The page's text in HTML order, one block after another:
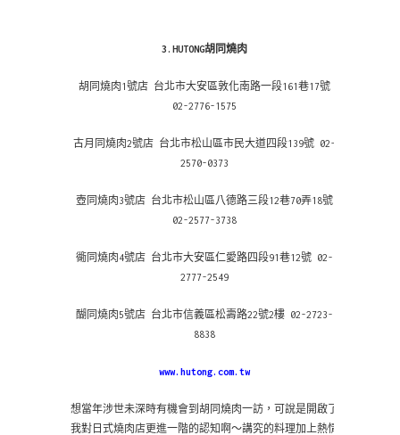
3.HUTONG胡同燒肉
胡同燒肉1號店 台北市大安區敦化南路一段161巷17號
02-2776-1575
古月同燒肉2號店 台北市松山區市民大道四段139號 02-
2570-0373
壺同燒肉3號店 台北市松山區八德路三段12巷70弄18號
02-2577-3738
衚同燒肉4號店 台北市大安區仁愛路四段91巷12號 02-
2777-2549
醐同燒肉5號店 台北市信義區松壽路22號2樓 02-2723-
8838
www.hutong.com.tw
想當年涉世未深時有機會到胡同燒肉一訪，可說是開啟了
我對日式燒肉店更進一階的認知啊～講究的料理加上熱情